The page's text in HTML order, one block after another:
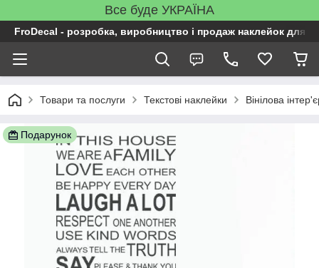
Все буде УКРАЇНА
FroDecal - розробка, виробництво і продаж наклейок для
Товари та послуги Текстові наклейки Вінілова
Подарунок